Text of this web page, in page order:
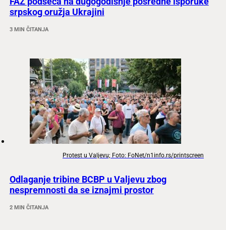
srpskog oružja Ukrajini
3 MIN ČITANJA
Protest u Valjevu; Foto: FoNet/n1info.rs/printscreen
Odlaganje tribine BCBP u Valjevu zbog
nespremnosti da se iznajmi prostor
2 MIN ČITANJA